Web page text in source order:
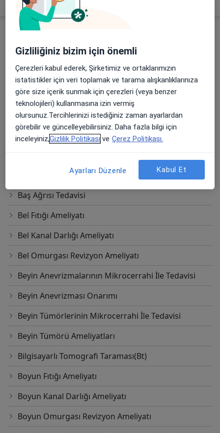
Hizmetler
Beyin Ve Sinir Cerrahisi Randevusu
Şenevler Mahallesi 6129. Sokak
No:2C Karaköprü, Şanlıurfa
Ücretler Hakkında
Özel Metrolife Hastanesi
Diğer Hizmetler
Ameliyatsız Bel Fıtığı Tedavisi
Ameliyatsız Sırt Ağrısı Tedavisi
Baş Ağrısı Tedavisi
Bel Fıtığı Ameliyatı
Bel Kanal Darlığı Ameliyatı
Bel Omurgası Revizyon Ameliyatı
Beyin Anevrizmalarının Mikrocerrahi İle Tedavisi
Beyin Anevrizması Onarımı
Beyin Tümörlerinin Mikrocerrahi İle Tedavisi
Beyin Tümörü Ameliyatları
Bilgisayarlı Tomografi Taraması(Bt)
Boyun Fıtığı Ameliyatı
Boyun Kanal Darlığı Ameliyatı
Boyun Omurgası Revizyon Ameliyatı
Gizliliğiniz bizim için önemli
Çerezleri kabul ederek, Şirketimiz ve ortaklarımızın
istatistikler için veri toplamak ve tarama alışkanlıklarınıza
göre size içerik sunmak için çerezleri (veya benzer
teknolojileri) kullanmasına izin vermiş
olursunuz.Tercihlerinizi istediğiniz zaman ayarlardan
görebilir ve güncelleyebilirsiniz. Daha fazla bilgi için
inceleyiniz,Gizlilik Politikası ve Çerez Politikası.
Ayarları Düzenle Kabul Et